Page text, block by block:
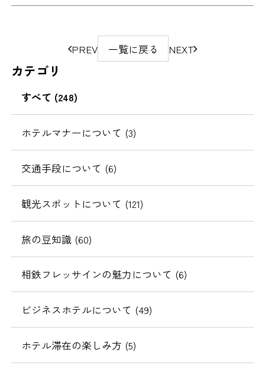
ジ
動
PREV 一覧に戻る NEXT
カテゴリ
すべて (248)
ホテルマナーについて (3)
交通手段について (6)
観光スポットについて (121)
旅の豆知識 (60)
相鉄フレッサインの魅力について (6)
ビジネスホテルについて (49)
ホテル滞在の楽しみ方 (5)